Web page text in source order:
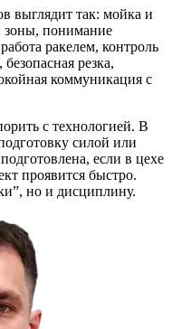
выглядит так: мойка и
зоны, понимание
ракелем, контроль
резка,
коммуникация с
с технологией. В
силой или
если в цехе
проявится быстро.
но и дисциплину.